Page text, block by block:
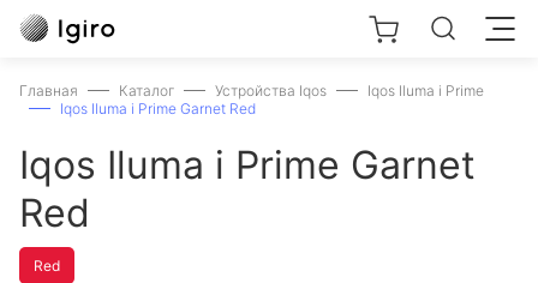
Искать:
Главная Каталог Устройства Iqos
Iqos Iluma i Prime
Iqos Iluma i Prime Garnet Red
Iqos Iluma i Prime Garnet
Red
Red